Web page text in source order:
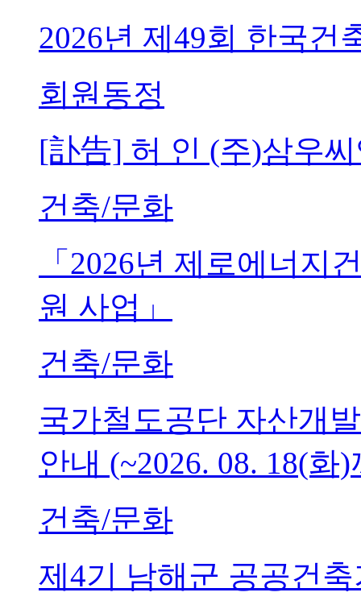
2026년 제49회 한국건
회원동정
[訃告] 허 인 (주)삼우
건축/문화
「2026년 제로에너지
원 사업」
건축/문화
국가철도공단 자산개
안내 (~2026. 08. 18(화
건축/문화
제4기 남해군 공공건